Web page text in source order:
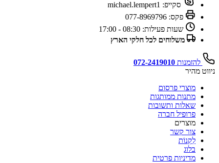
סקייפ: michael.lempert1
פקס: 077-8969796
שעות פעילות: 08:30 - 17:00
משלוחים לכל חלקי הארץ
להזמנות 072-2419010
ניווט מהיר
מוצרי פרסום
מתנות ממותגות
שאלות ותשובות
פרופיל חברה
מוצרים
צור קשר
לִקְנוֹת
בלוג
מדיניות פרטית